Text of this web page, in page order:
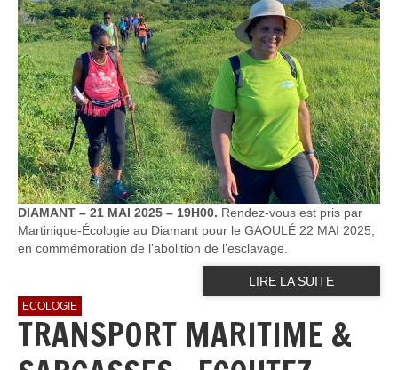
DIAMANT – 21 MAI 2025 – 19H00. Rendez-vous est pris par
Martinique-Écologie au Diamant pour le GAOULÉ 22 MAI 2025,
en commémoration de l’abolition de l’esclavage.
LIRE LA SUITE
ECOLOGIE
TRANSPORT MARITIME &